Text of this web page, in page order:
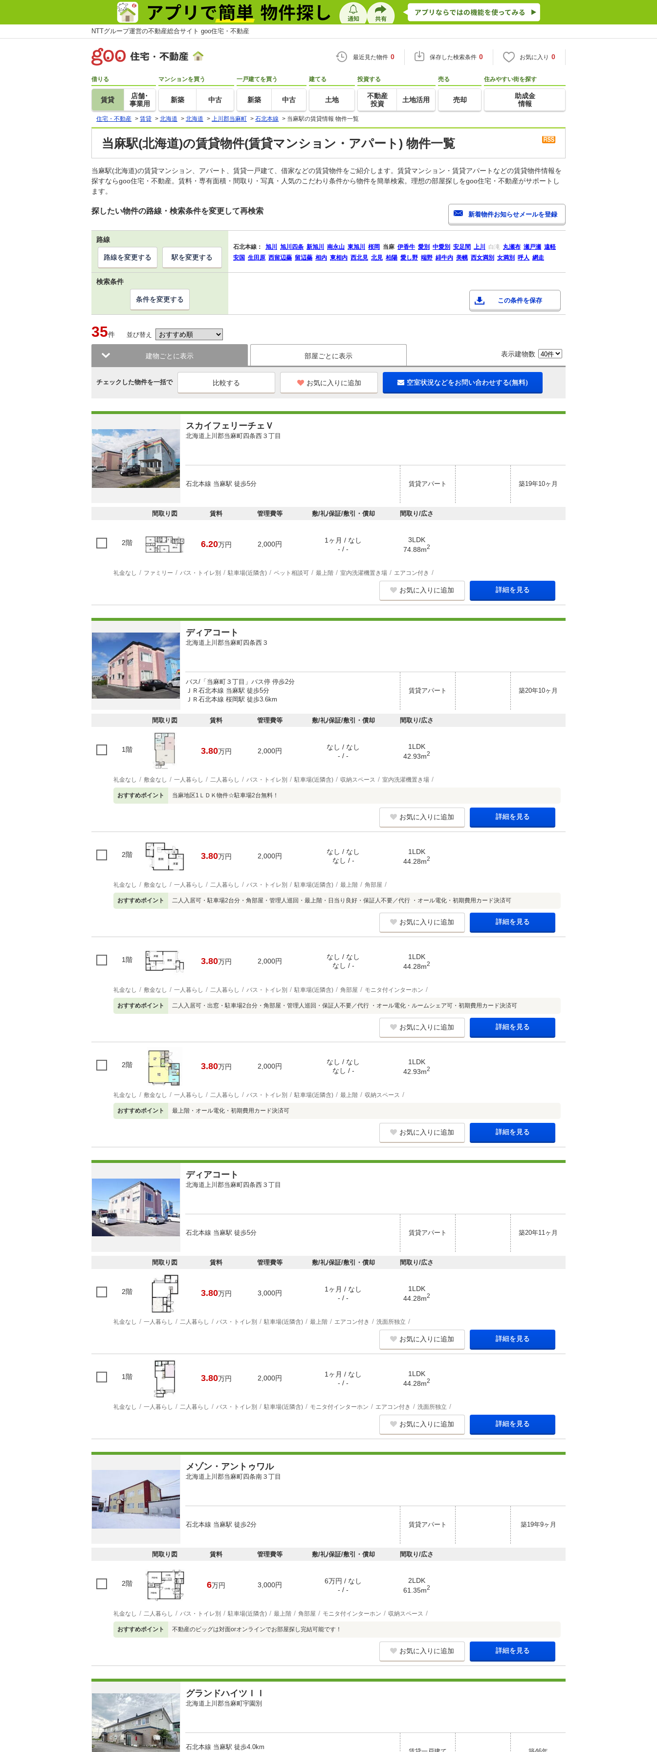
NTTグループ運営の不動産総合サイト goo住宅・不動産
最近見た物件 0 保存した検索条件 0 お気に入り 0
借りる
賃貸
店舗･
事業用
マンションを買う
新築 中古
一戸建てを買う
新築 中古
建てる
土地
投資する
不動産
投資
土地活用
売る
売却
住みやすい街を探す
助成金
情報
住宅・不動産 > 賃貸 > 北海道 > 北海道 > 上川郡当麻町 > 石北本線 > 当麻駅の賃貸情報 物件一覧
当麻駅(北海道)の賃貸物件(賃貸マンション・アパート) 物件一覧
当麻駅(北海道)の賃貸マンション、アパート、賃貸一戸建て、借家などの賃貸物件をご紹介します。賃貸マンション・賃貸アパートなどの賃貸物件情報を
探すならgoo住宅・不動産。賃料・専有面積・間取り・写真・人気のこだわり条件から物件を簡単検索。理想の部屋探しをgoo住宅・不動産がサポートし
ます。
探したい物件の路線・検索条件を変更して再検索
路線
石北本線： 旭川 旭川四条 新旭川 南永山 東旭川 桜岡 当麻 伊香牛 愛別 中愛別 安足間 上川 白滝 丸瀬布 瀬戸瀬 遠軽
安国 生田原 西留辺蘂 留辺蘂 相内 東相内 西北見 北見 柏陽 愛し野 端野 緋牛内 美幌 西女満別 女満別 呼人 網走
路線を変更する 駅を変更する
検索条件
この条件を保存
条件を変更する
35件 並び替え
建物ごとに表示 部屋ごとに表示 表示建物数
チェックした物件を一括で お気に入りに追加 空室状況などをお問い合わせする(無料)
スカイフェリーチェＶ
北海道上川郡当麻町四条西３丁目
石北本線 当麻駅 徒歩5分 賃貸アパート 築19年10ヶ月
間取り図 賃料 管理費等 敷/礼/保証/敷引・償却 間取り/広さ
2階 6.20万円 2,000円
1ヶ月 / なし
- / -
3LDK
74.88m2
礼金なし ファミリー バス・トイレ別 駐車場(近隣含) ペット相談可 最上階 室内洗濯機置き場 エアコン付き
お気に入りに追加 詳細を見る
ディアコート
北海道上川郡当麻町四条西３
バス/「当麻町３丁目」バス停 停歩2分
ＪＲ石北本線 当麻駅 徒歩5分
ＪＲ石北本線 桜岡駅 徒歩3.6km
賃貸アパート 築20年10ヶ月
間取り図 賃料 管理費等 敷/礼/保証/敷引・償却 間取り/広さ
1階 3.80万円 2,000円
なし / なし
- / -
1LDK
42.93m2
礼金なし 敷金なし 一人暮らし 二人暮らし バス・トイレ別 駐車場(近隣含) 収納スペース 室内洗濯機置き場
おすすめポイント 当麻地区1ＬＤＫ物件☆駐車場2台無料！
お気に入りに追加 詳細を見る
2階 3.80万円 2,000円
なし / なし
なし / -
1LDK
44.28m2
礼金なし 敷金なし 一人暮らし 二人暮らし バス・トイレ別 駐車場(近隣含) 最上階 角部屋
おすすめポイント 二人入居可・駐車場2台分・角部屋・管理人巡回・最上階・日当り良好・保証人不要／代行 ・オール電化・初期費用カード決済可
お気に入りに追加 詳細を見る
1階 3.80万円 2,000円
なし / なし
なし / -
1LDK
44.28m2
礼金なし 敷金なし 一人暮らし 二人暮らし バス・トイレ別 駐車場(近隣含) 角部屋 モニタ付インターホン
おすすめポイント 二人入居可・出窓・駐車場2台分・角部屋・管理人巡回・保証人不要／代行 ・オール電化・ルームシェア可・初期費用カード決済可
お気に入りに追加 詳細を見る
2階 3.80万円 2,000円
なし / なし
なし / -
1LDK
42.93m2
礼金なし 敷金なし 一人暮らし 二人暮らし バス・トイレ別 駐車場(近隣含) 最上階 収納スペース
おすすめポイント 最上階・オール電化・初期費用カード決済可
お気に入りに追加 詳細を見る
ディアコート
北海道上川郡当麻町四条西３丁目
石北本線 当麻駅 徒歩5分 賃貸アパート 築20年11ヶ月
間取り図 賃料 管理費等 敷/礼/保証/敷引・償却 間取り/広さ
2階 3.80万円 3,000円
1ヶ月 / なし
- / -
1LDK
44.28m2
礼金なし 一人暮らし 二人暮らし バス・トイレ別 駐車場(近隣含) 最上階 エアコン付き 洗面所独立
お気に入りに追加 詳細を見る
1階 3.80万円 2,000円
1ヶ月 / なし
- / -
1LDK
44.28m2
礼金なし 一人暮らし 二人暮らし バス・トイレ別 駐車場(近隣含) モニタ付インターホン エアコン付き 洗面所独立
お気に入りに追加 詳細を見る
メゾン・アントゥワル
北海道上川郡当麻町四条南３丁目
石北本線 当麻駅 徒歩2分 賃貸アパート 築19年9ヶ月
間取り図 賃料 管理費等 敷/礼/保証/敷引・償却 間取り/広さ
2階 6万円 3,000円
6万円 / なし
- / -
2LDK
61.35m2
礼金なし 二人暮らし バス・トイレ別 駐車場(近隣含) 最上階 角部屋 モニタ付インターホン 収納スペース
おすすめポイント 不動産のビッグは対面orオンラインでお部屋探し完結可能です！
お気に入りに追加 詳細を見る
グランドハイツＩＩ
北海道上川郡当麻町宇園別
石北本線 当麻駅 徒歩4.0km